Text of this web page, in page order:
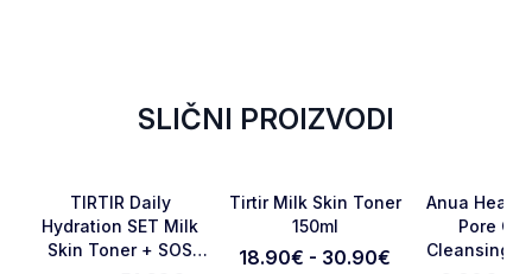
Pošaljite pregled
SLIČNI PROIZVODI
Favorite
TIRTIR Daily
Hydration SET Milk
Skin Toner + SOS
Favorite
Tirtir Milk Skin Toner
150ml
18.90€ - 30.90€
Anua
Pore
Cleansing